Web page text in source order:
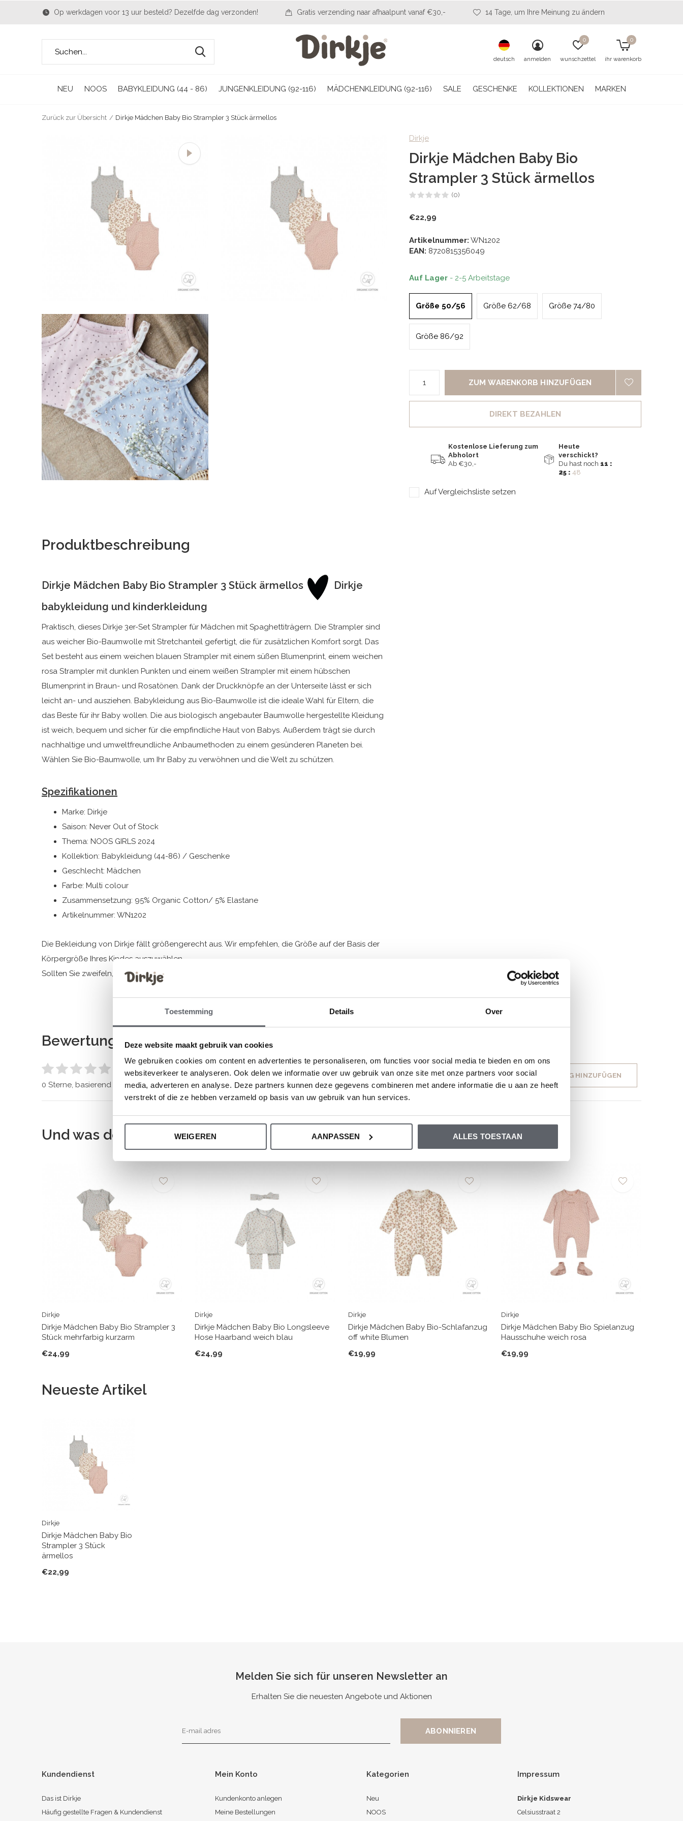
Toestemming Details Over
Deze website maakt gebruik van cookies
We gebruiken cookies om content en advertenties te personaliseren, om functies voor social media te bieden en om ons
websiteverkeer te analyseren. Ook delen we informatie over uw gebruik van onze site met onze partners voor social
media, adverteren en analyse. Deze partners kunnen deze gegevens combineren met andere informatie die u aan ze heeft
verstrekt of die ze hebben verzameld op basis van uw gebruik van hun services.
WEIGEREN AANPASSEN ALLES TOESTAAN
NEU NOOS BABYKLEIDUNG (44 - 86) JUNGENKLEIDUNG (92-116) MÄDCHENKLEIDUNG (92-116) SALE GESCHENKE KOLLEKTIONEN MARKEN
deutsch anmelden wunschzettel
0
ihr warenkorb
0
Op werkdagen voor 13 uur besteld? Dezelfde dag verzonden! Gratis verzending naar afhaalpunt vanaf €30,- 14 Tage, um Ihre Meinung zu ändern
Zurück zur Übersicht Dirkje Mädchen Baby Bio Strampler 3 Stück ärmellos
Dirkje
Dirkje Mädchen Baby Bio
Strampler 3 Stück ärmellos
(0)
€22,99
Artikelnummer: WN1202
EAN: 8720815356049
Auf Lager - 2-5 Arbeitstage
Größe 50/56 Größe 62/68 Größe 74/80
Größe 86/92
ZUM WARENKORB HINZUFÜGEN
DIREKT BEZAHLEN
Kostenlose Lieferung zum
Abholort
Ab €30,-
Heute
verschickt?
Du hast noch 11 :
25 :47
Auf Vergleichsliste setzen
Produktbeschreibung
Dirkje Mädchen Baby Bio Strampler 3 Stück ärmellos
Dirkje
babykleidung und kinderkleidung
Praktisch, dieses Dirkje 3er-Set Strampler für Mädchen mit Spaghettiträgern. Die Strampler sind
aus weicher Bio-Baumwolle mit Stretchanteil gefertigt, die für zusätzlichen Komfort sorgt. Das
Set besteht aus einem weichen blauen Strampler mit einem süßen Blumenprint, einem weichen
rosa Strampler mit dunklen Punkten und einem weißen Strampler mit einem hübschen
Blumenprint in Braun- und Rosatönen. Dank der Druckknöpfe an der Unterseite lässt er sich
leicht an- und ausziehen. Babykleidung aus Bio-Baumwolle ist die ideale Wahl für Eltern, die
das Beste für ihr Baby wollen. Die aus biologisch angebauter Baumwolle hergestellte Kleidung
ist weich, bequem und sicher für die empfindliche Haut von Babys. Außerdem trägt sie durch
nachhaltige und umweltfreundliche Anbaumethoden zu einem gesünderen Planeten bei.
Wählen Sie Bio-Baumwolle, um Ihr Baby zu verwöhnen und die Welt zu schützen.
Spezifikationen
Marke: Dirkje
Saison: Never Out of Stock
Thema: NOOS GIRLS 2024
Kollektion: Babykleidung (44-86) / Geschenke
Geschlecht: Mädchen
Farbe: Multi colour
Zusammensetzung: 95% Organic Cotton/ 5% Elastane
Artikelnummer: WN1202
Die Bekleidung von Dirkje fällt größengerecht aus. Wir empfehlen, die Größe auf der Basis der
Körpergröße Ihres Kindes auszuwählen.
Sollten Sie zweifeln, klicken Siehier
Bewertungen
0/ 5
0 Sterne, basierend auf 0 Bewertungen
IHRE BEWERTUNG HINZUFÜGEN
Und was denkst du über diesen?
Dirkje
Dirkje Mädchen Baby Bio Strampler 3
Stück mehrfarbig kurzarm
€24,99
Dirkje
Dirkje Mädchen Baby Bio Longsleeve
Hose Haarband weich blau
€24,99
Dirkje
Dirkje Mädchen Baby Bio-Schlafanzug
off white Blumen
€19,99
Dirkje
Dirkje Mädchen Baby Bio Spielanzug
Hausschuhe weich rosa
€19,99
Neueste Artikel
Dirkje
Dirkje Mädchen Baby Bio
Strampler 3 Stück
ärmellos
€22,99
Melden Sie sich für unseren Newsletter an
Erhalten Sie die neuesten Angebote und Aktionen
Kundendienst
Das ist Dirkje
Häufig gestellte Fragen & Kundendienst
Mein Konto
Kundenkonto anlegen
Meine Bestellungen
Kategorien
Neu
NOOS
Impressum
Dirkje Kidswear
Celsiusstraat 2